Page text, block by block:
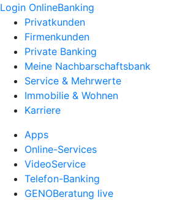
Login OnlineBanking
Privatkunden
Firmenkunden
Private Banking
Meine Nachbarschaftsbank
Service & Mehrwerte
Immobilie & Wohnen
Karriere
Apps
Online-Services
VideoService
Telefon-Banking
GENOBeratung live